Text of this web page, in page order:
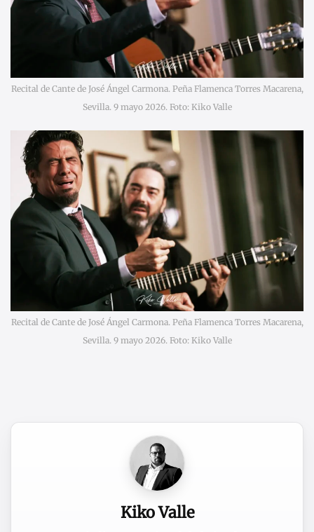
Recital de Cante de José Ángel Carmona. Peña Flamenca Torres Macarena,
Sevilla. 9 mayo 2026. Foto: Kiko Valle
Recital de Cante de José Ángel Carmona. Peña Flamenca Torres Macarena,
Sevilla. 9 mayo 2026. Foto: Kiko Valle
Kiko Valle